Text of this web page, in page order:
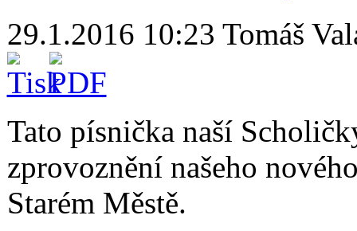
29.1.2016 10:23 Tomáš
Tato písnička naší
zprovoznění našeho
Starém Městě.